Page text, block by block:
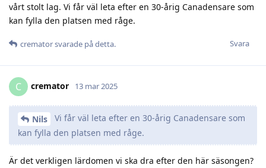
vårt stolt lag. Vi får väl leta efter en 30-årig Canadensare som
kan fylla den platsen med råge.
Svara
crematorsvarade på detta.
C cremator 13 mar 2025
Nils
Vi får väl leta efter en 30-årig Canadensare som
kan fylla den platsen med råge.
Är det verkligen lärdomen vi ska dra efter den här säsongen?